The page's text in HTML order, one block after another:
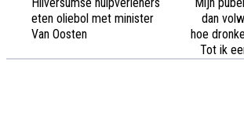
eten oliebol met minister
Van Oosten
dan
hoe
Tot ik